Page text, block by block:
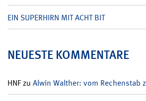
EIN SUPERHIRN MIT ACHT BIT
NEUESTE KOMMENTARE
HNFzu Alwin Walther: vom Rechenstab